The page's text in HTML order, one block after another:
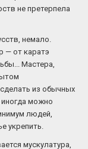
не претерпела
немало.
— от каратэ
Мастера,
из обычных
иногда можно
людей,
укрепить.
мускулатура,